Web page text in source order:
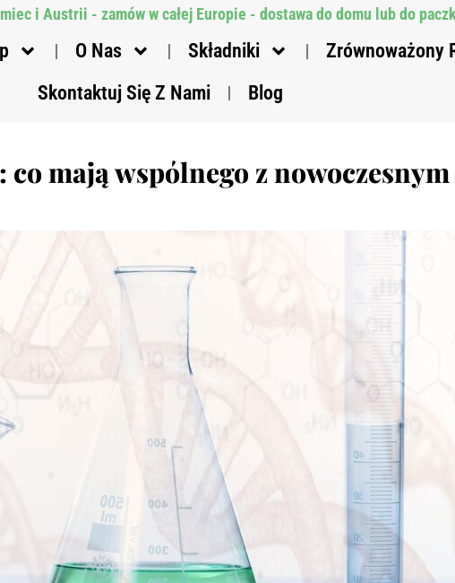
i Austrii - zamów w całej Europie - dostawa do domu lub do
O Nas Składniki
Zrównoważony
Skontaktuj Się Z Nami
Blog
mają wspólnego z